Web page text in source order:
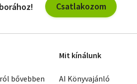
Csatlakozom
bővebben
Mit kínálunk
AI Könyvajánló